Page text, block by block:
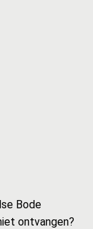
Bode
ontvangen?